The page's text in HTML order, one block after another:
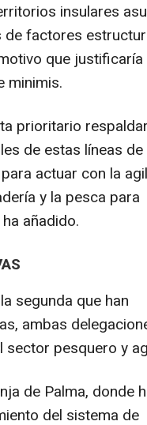
insulares
factores
que justificaría
minimis.
prioritario
de estas líneas
actuar con la
y la pesca para
añadido.
segunda que han
ambas
pesquero y
de Palma, donde
del sistema de